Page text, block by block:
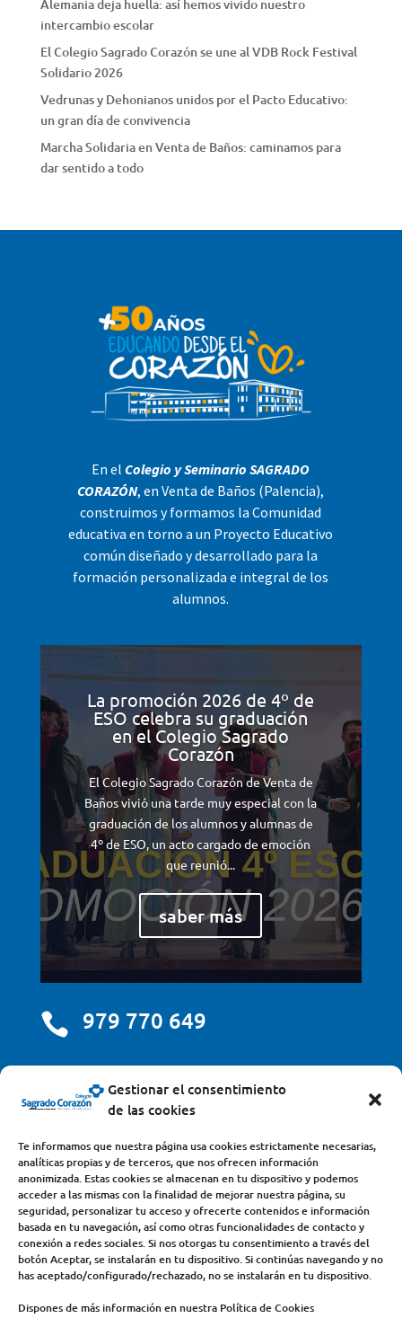
Gestionar el consentimiento
de las cookies
Te informamos que nuestra página usa cookies estrictamente necesarias,
analíticas propias y de terceros, que nos ofrecen información
anonimizada. Estas cookies se almacenan en tu dispositivo y podemos
acceder a las mismas con la finalidad de mejorar nuestra página, su
seguridad, personalizar tu acceso y ofrecerte contenidos e información
basada en tu navegación, así como otras funcionalidades de contacto y
conexión a redes sociales. Si nos otorgas tu consentimiento a través del
botón Aceptar, se instalarán en tu dispositivo. Si continúas navegando y no
has aceptado/configurado/rechazado, no se instalarán en tu dispositivo.
Dispones de más información en nuestra Política de Cookies
Alemania deja huella: así hemos vivido nuestro
intercambio escolar
El Colegio Sagrado Corazón se une al VDB Rock Festival
Solidario 2026
Vedrunas y Dehonianos unidos por el Pacto Educativo:
un gran día de convivencia
Marcha Solidaria en Venta de Baños: caminamos para
dar sentido a todo
En el Colegio y Seminario SAGRADO
CORAZÓN, en Venta de Baños (Palencia),
construimos y formamos la Comunidad
educativa en torno a un Proyecto Educativo
común diseñado y desarrollado para la
formación personalizada e integral de los
alumnos.
La promoción 2026 de 4º de
ESO celebra su graduación
en el Colegio Sagrado
Corazón
El Colegio Sagrado Corazón de Venta de
Baños vivió una tarde muy especial con la
graduación de los alumnos y alumnas de
4º de ESO, un acto cargado de emoción
que reunió...
saber más
 979 770 649
centro@scjdehon.com
Colegio y Seminario Sagrado Corazón
Avda. Castilla y León, s/n – 34200 – Venta de Baños
(Palencia) – Teléfono 979770649